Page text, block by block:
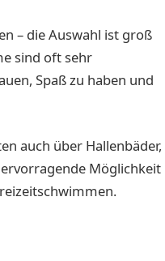
– die Auswahl ist groß
sind oft sehr
Spaß zu haben und
auch über Hallenbäder,
Möglichkeit